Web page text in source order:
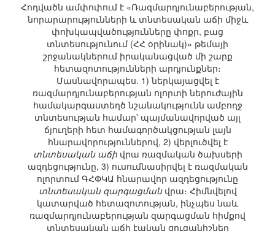
Հոդվածն ամփոփում է «Ռազմարդյունաբերության,
նորարարությունների և տնտեսական աճի միջև
փոխկապվածությունները փոքր, բաց
տնտեսությունում (ՀՀ օրինակ)» թեմայի
շրջանակներում իրականացված մի շարք
հետազոտությունների արդյունքներ։
Մասնավորապես. 1) ներկայացվել է
ռազմարդյունաբերության ոլորտի ներուժային
համակարգաստեղծ նշանակությունն ամբողջ
տնտեսության համար՝ պայմանավորված այլ
ճյուղերի հետ համագործակցության լայն
հնարավորություններով, 2) վերլուծվել է
տնտեսական աճիվրա ռազմական ծախսերի
ազդեցությունը, 3) ուսումնասիրվել է ռազմական
ոլորտում ԳՀՓԿԱ հնարավոր ազդեցությունը
տնտեսական զարգացմանվրա։ Հիմնվելով
կատարված հետազոտության, ինչպես նաև
ռազմարդյունաբերության զարգացման հիմքով
տնտեսական աճի էական ցուցանիշներ